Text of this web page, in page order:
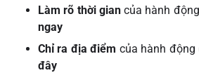
Làm rõ thời giancủa hành
ngay
Chỉ ra địa điểm của hành động
đây